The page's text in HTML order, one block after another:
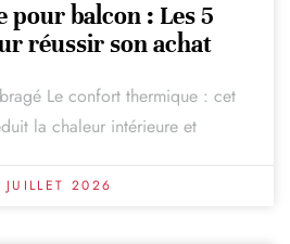
pour balcon : Les 5
réussir son achat
Le confort thermique : cet
la chaleur intérieure et
JUILLET 2026